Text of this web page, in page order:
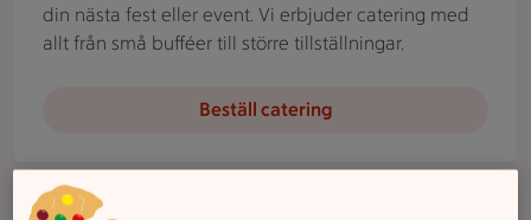
din nästa fest eller event. Vi erbjuder catering med
allt från små bufféer till större tillställningar.
Beställ catering
Blombukett sedd uppifrån
Våra tjänster